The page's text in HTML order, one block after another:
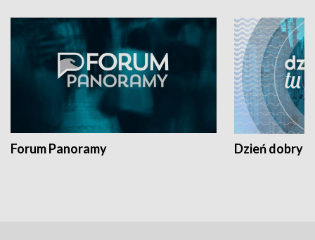
Forum Panoramy Dzień dobry